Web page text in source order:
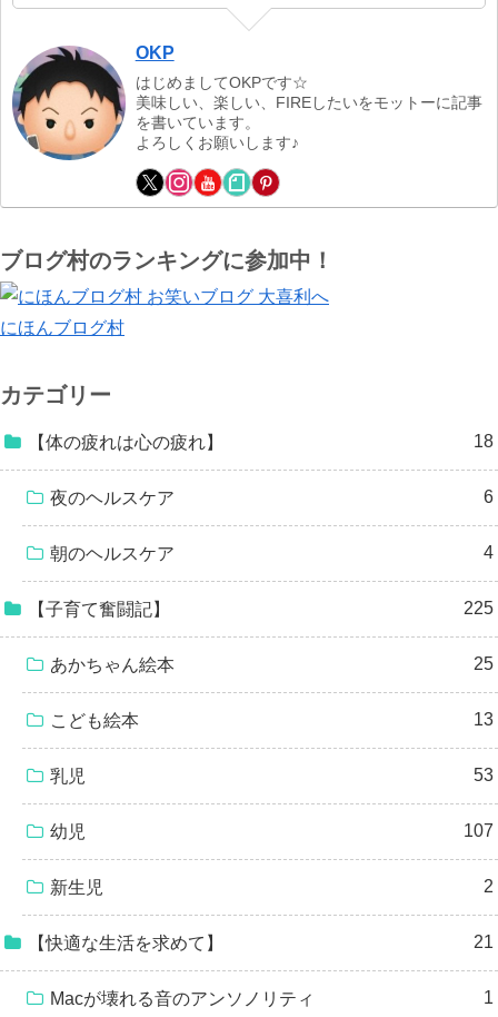
OKP
はじめましてOKPです☆
美味しい、楽しい、FIREしたいをモットーに記事
を書いています。
よろしくお願いします♪
ブログ村のランキングに参加中！
にほんブログ村
カテゴリー
【体の疲れは心の疲れ】 18
夜のヘルスケア 6
朝のヘルスケア 4
【子育て奮闘記】 225
あかちゃん絵本 25
こども絵本 13
乳児 53
幼児 107
新生児 2
【快適な生活を求めて】 21
Macが壊れる音のアンソノリティ 1